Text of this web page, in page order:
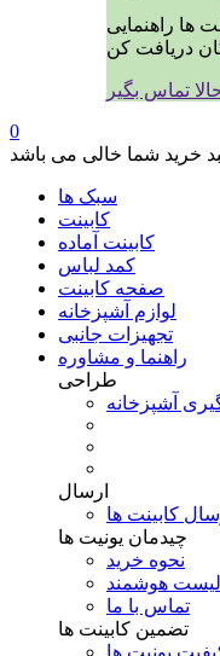
ها راهنمایی
تماس بگیر
0
سبک ها
کابینت
کابینت آماده
کمد لباس
صفحه کابینت
لوازم آشپزخانه
تجهیزات جانبی
راهنما و مشاوره
طراحی
آشپزخانه
ارسال
کابینت ها
چیدمان یونیت ها
نحوه خرید
لیست هوشمند
تماس با ما
تضمین کابینت ها
یونیت ها